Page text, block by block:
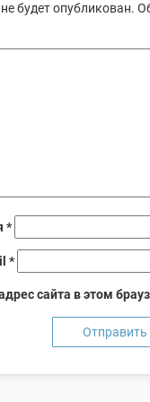
будет опубликован.
*
*
сайта в этом